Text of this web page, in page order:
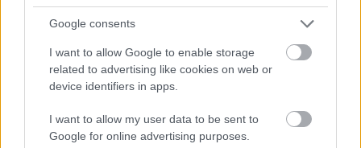
Google consents
I want to allow Google to enable storage
related to advertising like cookies on web or
device identifiers in apps.
I want to allow my user data to be sent to
Google for online advertising purposes.
meztelenruhaegyébként nem véletlenül a sztárok
új kedvence, ugyanis a női jogokat és a
női test
szabadságát szimbolizálja. Arra mutat rá, hogy egy-
egy merészebb ruhadarab nem kizárólag a
szexualitásról szól, és nők egyáltalán nem azért
Mindenki másképp, a saját stílusának megfelelően